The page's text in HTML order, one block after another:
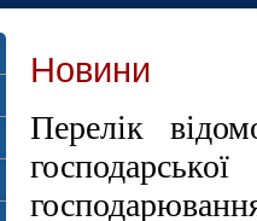
Новини
Перелік